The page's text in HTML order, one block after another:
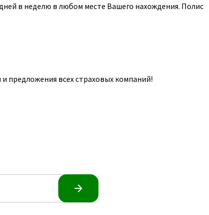
в неделю в любом месте Вашего нахождения. Полис
предложения всех страховых компаний!